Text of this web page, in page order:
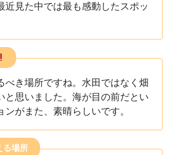
近見た中では最も感動したスポッ
べき場所ですね。水田ではなく畑
と思いました。海が目の前だとい
ンがまた、素晴らしいです。
る場所